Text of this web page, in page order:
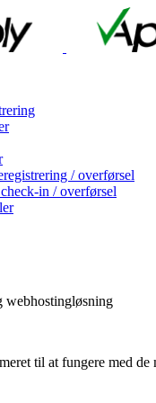
/ overførsel
in / overførsel
til at fungere med